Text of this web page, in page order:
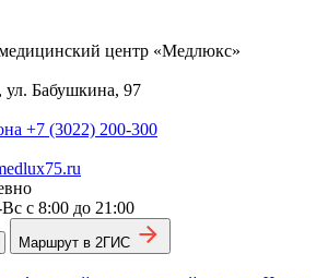
центр «Медлюкс»
ул. Бабушкина, 97
+7 (3022) 200-300
с 8:00 до 21:00
Маршрут в 2ГИС